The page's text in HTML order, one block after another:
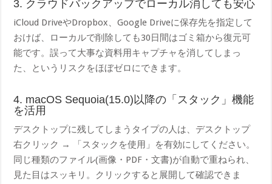
3. クラウドバックアップでローカル消しても安心
iCloud DriveやDropbox、Google Driveに保存先を指定して
おけば、ローカルで削除しても30日間はゴミ箱から復元可
能です。誤って大事な資料用キャプチャを消してしまっ
た、というリスクをほぼゼロにできます。
4. macOS Sequoia(15.0)以降の「スタック」機能
を活用
デスクトップに残してしまうタイプの人は、デスクトップ
右クリック → 「スタックを使用」を有効にしてください。
同じ種類のファイル(画像・PDF・文書)が自動で重ねられ、
見た目はスッキリ。クリックすると展開して確認できま